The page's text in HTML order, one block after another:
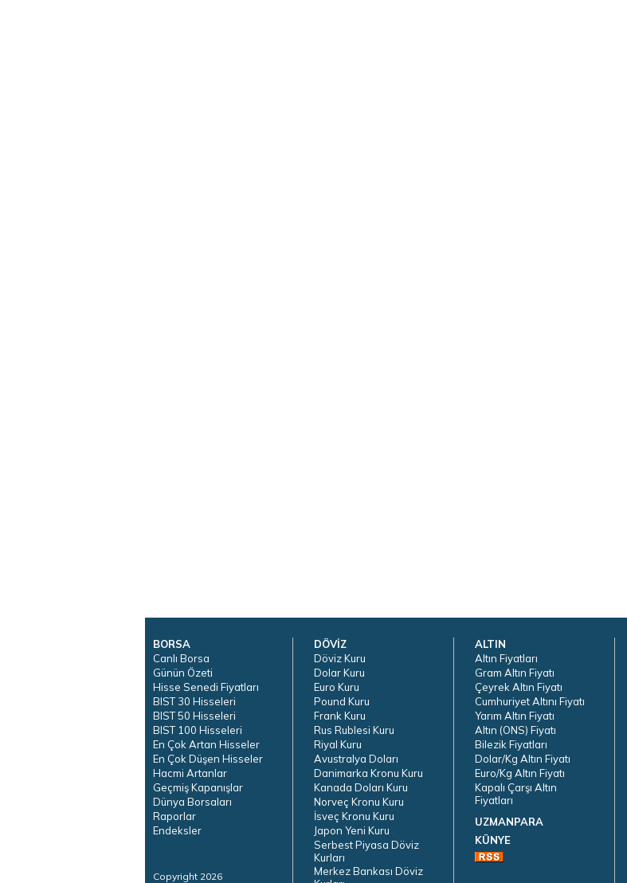
BORSA
Canlı Borsa
Günün Özeti
Hisse Senedi Fiyatları
BIST 30 Hisseleri
BIST 50 Hisseleri
BIST 100 Hisseleri
En Çok Artan Hisseler
En Çok Düşen Hisseler
Hacmi Artanlar
Geçmiş Kapanışlar
Dünya Borsaları
Raporlar
Endeksler
Copyright 2026
DÖVİZ
Döviz Kuru
Dolar Kuru
Euro Kuru
Pound Kuru
Frank Kuru
Rus Rublesi Kuru
Riyal Kuru
Avustralya Doları
Danimarka Kronu Kuru
Kanada Doları Kuru
Norveç Kronu Kuru
İsveç Kronu Kuru
Japon Yeni Kuru
Serbest Piyasa Döviz
Kurları
Merkez Bankası Döviz
ALTIN
Altın Fiyatları
Gram Altın Fiyatı
Çeyrek Altın Fiyatı
Cumhuriyet Altını Fiyatı
Yarım Altın Fiyatı
Altın (ONS) Fiyatı
Bilezik Fiyatları
Dolar/Kg Altın Fiyatı
Euro/Kg Altın Fiyatı
Kapalı Çarşı Altın
Fiyatları
UZMANPARA
KÜNYE